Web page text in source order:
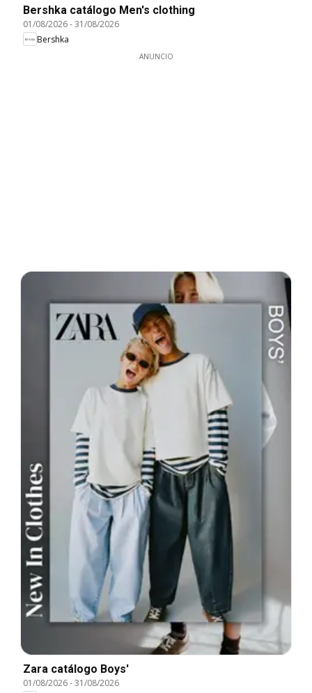
Bershka catálogo Men's clothing
01/08/2026-31/08/2026
Bershka
ANUNCIO
Zara catálogo Boys'
01/08/2026-31/08/2026